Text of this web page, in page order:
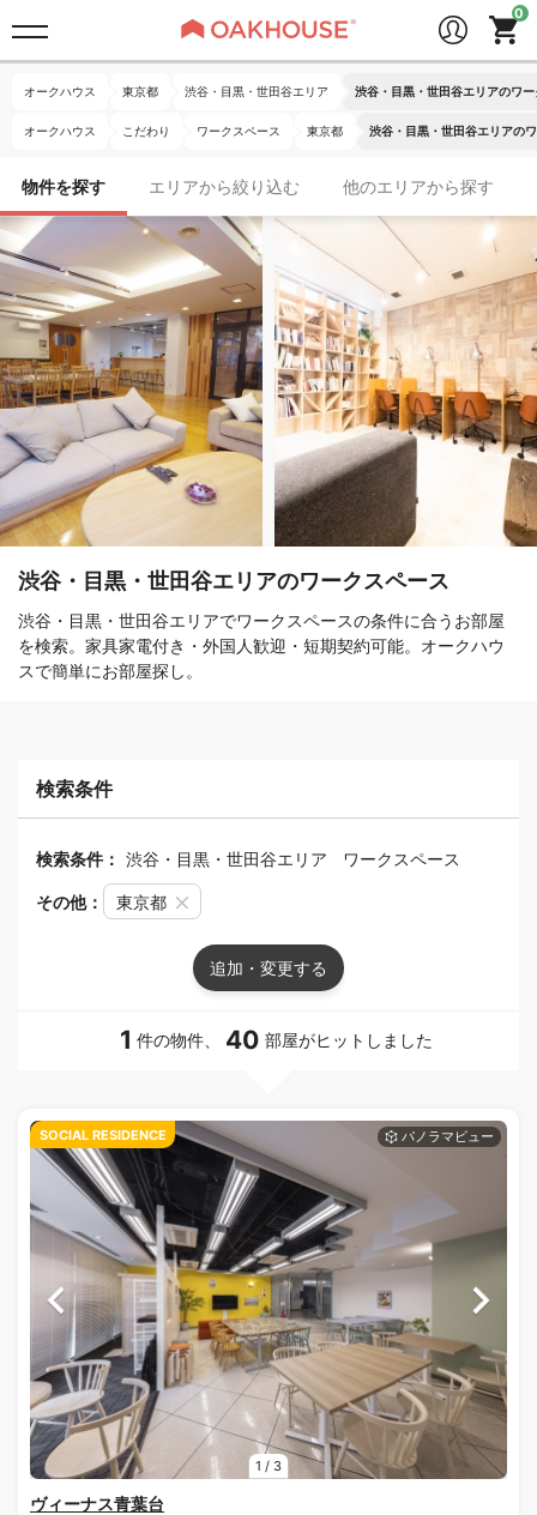
オークハウス 東京都 渋谷・目黒・世田谷エリア 渋谷・目黒・世田谷エリアのワ
オークハウス こだわり ワークスペース 東京都 渋谷・目黒・世田谷エリアの
物件を探す エリアから絞り込む 他のエリアから探す
渋谷・目黒・世田谷エリアのワークスペース
渋谷・目黒・世田谷エリアでワークスペースの条件に合うお部屋
を検索。家具家電付き・外国人歓迎・短期契約可能。オークハウ
スで簡単にお部屋探し。
検索条件
検索条件： 渋谷・目黒・世田谷エリア ワークスペース
その他： 東京都
追加・変更する
1 件の物件、 40 部屋がヒットしました
1 / 3
SOCIAL RESIDENCE
ヴィーナス青葉台